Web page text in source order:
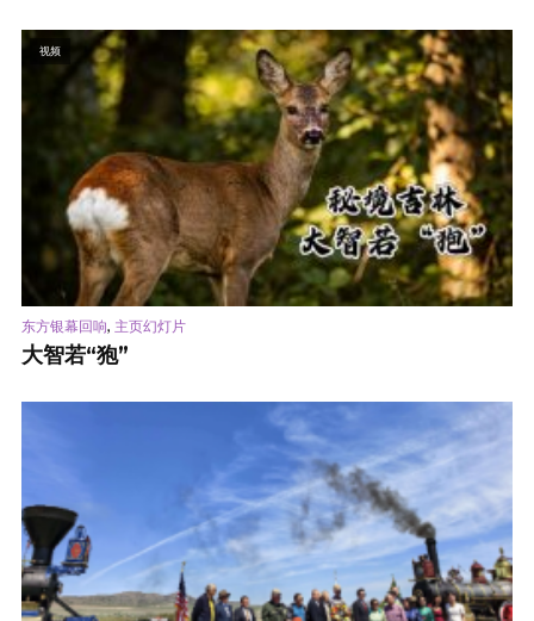
视频
东方银幕回响, 主页幻灯片
大智若“狍”